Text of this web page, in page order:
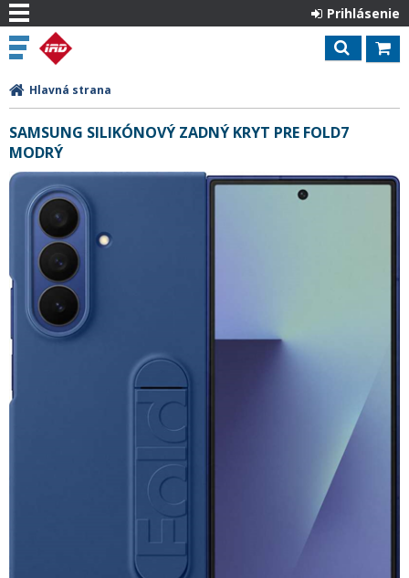
Prihlásenie
Hlavná strana
SAMSUNG SILIKÓNOVÝ ZADNÝ KRYT PRE FOLD7
MODRÝ